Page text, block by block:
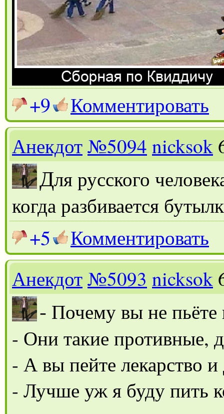
+9
Комментировать
Анекдот№5094 nicksok
Для русского
когда разбивается
+5
Комментировать
Анекдот№5093 nicksok
- Почему вы не пьёте
- Они такие противные,
- А вы пейте лекарство
- Лучше уж я буду пить